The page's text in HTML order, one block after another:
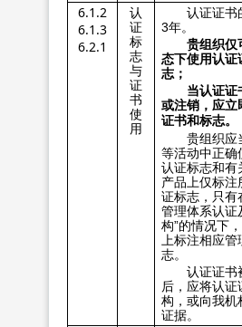
6.1.2
6.1.3
6.2.1
认
证
标
志
与
证
书
使
用
认证证书
3年。
贵组织仅
态下使用认证
志；
当认证证
或注销，应立
证书和标志。
贵组织应
等活动中正确
认证标志和有
产品上仅标注
证标志，只有
管理体系认证
构”的情况下
上标注相应
志。
认证证书
后，应将认
构，或向我机
证据。